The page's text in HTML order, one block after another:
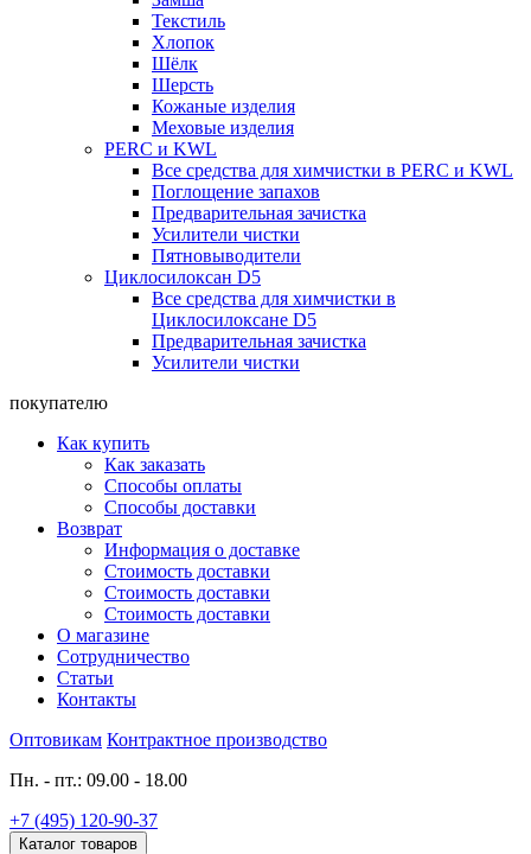
Текстиль
Хлопок
Шёлк
Шерсть
Кожаные изделия
Меховые изделия
PERC и KWL
Все средства для химчистки в PERC и KWL
Поглощение запахов
Предварительная зачистка
Усилители чистки
Пятновыводители
Циклосилоксан D5
Все средства для химчистки в
Циклосилоксане D5
Предварительная зачистка
Усилители чистки
покупателю
Как купить
Как заказать
Способы оплаты
Способы доставки
Возврат
Информация о доставке
Стоимость доставки
Стоимость доставки
Стоимость доставки
О магазине
Сотрудничество
Статьи
Контакты
Оптовикам Контрактное производство
Пн. - пт.: 09.00 - 18.00
+7 (495) 120-90-37
Каталог товаров